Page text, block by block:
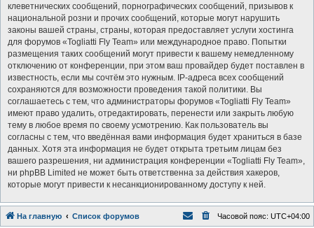
клеветнических сообщений, порнографических сообщений, призывов к
национальной розни и прочих сообщений, которые могут нарушить
законы вашей страны, страны, которая предоставляет услуги хостинга
для форумов «Togliatti Fly Team» или международное право. Попытки
размещения таких сообщений могут привести к вашему немедленному
отключению от конференции, при этом ваш провайдер будет поставлен в
известность, если мы сочтём это нужным. IP-адреса всех сообщений
сохраняются для возможности проведения такой политики. Вы
соглашаетесь с тем, что администраторы форумов «Togliatti Fly Team»
имеют право удалить, отредактировать, перенести или закрыть любую
тему в любое время по своему усмотрению. Как пользователь вы
согласны с тем, что введённая вами информация будет храниться в базе
данных. Хотя эта информация не будет открыта третьим лицам без
вашего разрешения, ни администрация конференции «Togliatti Fly Team»,
ни phpBB Limited не может быть ответственна за действия хакеров,
которые могут привести к несанкционированному доступу к ней.
На главную Список форумов Часовой пояс: UTC+04:00